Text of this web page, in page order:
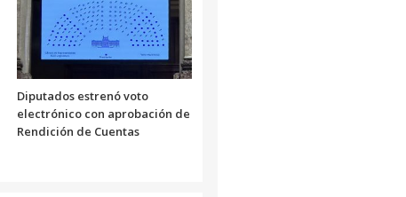
Diputados estrenó voto
electrónico con aprobación de
Rendición de Cuentas